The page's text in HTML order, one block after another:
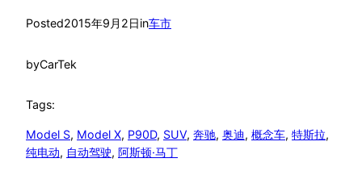
Posted2015年9月2日in车市
byCarTek
Tags:
Model S, Model X, P90D, SUV, 奔驰, 奥迪, 概念车, 特斯拉
纯电动, 自动驾驶, 阿斯顿·马丁